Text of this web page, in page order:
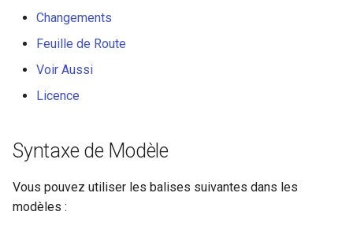
nftset-access
ntlm
otel
include(view, context)
Autres Façons d'Étendre
Exemple
Lua
Sortie
Changements
Feuille de Route
Voir Aussi
Licence
Syntaxe de Modèle
Vous pouvez utiliser les balises suivantes dans les
modèles :